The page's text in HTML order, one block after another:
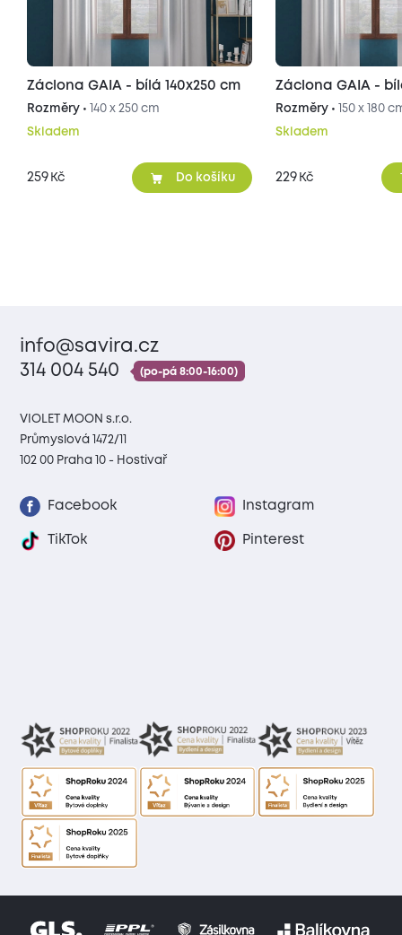
Záclona GAIA - bílá 140x250 cm
Rozměry • 140 x 250 cm
Skladem
259 Kč Do košíku
Záclona GAIA -
Rozměry • 150 x 180
Skladem
229 Kč
info@savira.cz
314 004 540
(po-pá 8:00-16:00)
VIOLET MOON s.r.o.
Průmyslová 1472/11
102 00 Praha 10 - Hostivař
Facebook Instagram
TikTok Pinterest